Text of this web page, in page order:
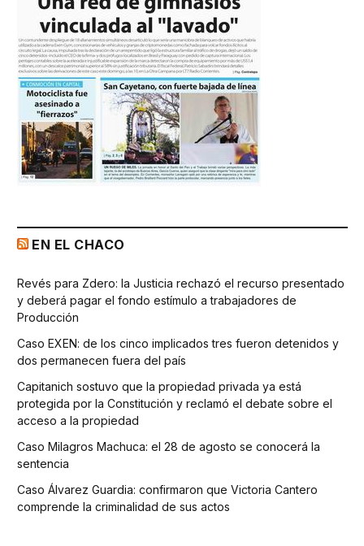
EN EL CHACO
Revés para Zdero: la Justicia rechazó el recurso presentado
y deberá pagar el fondo estímulo a trabajadores de
Producción
Caso EXEN: de los cinco implicados tres fueron detenidos y
dos permanecen fuera del país
Capitanich sostuvo que la propiedad privada ya está
protegida por la Constitución y reclamó el debate sobre el
acceso a la propiedad
Caso Milagros Machuca: el 28 de agosto se conocerá la
sentencia
Caso Álvarez Guardia: confirmaron que Victoria Cantero
comprende la criminalidad de sus actos